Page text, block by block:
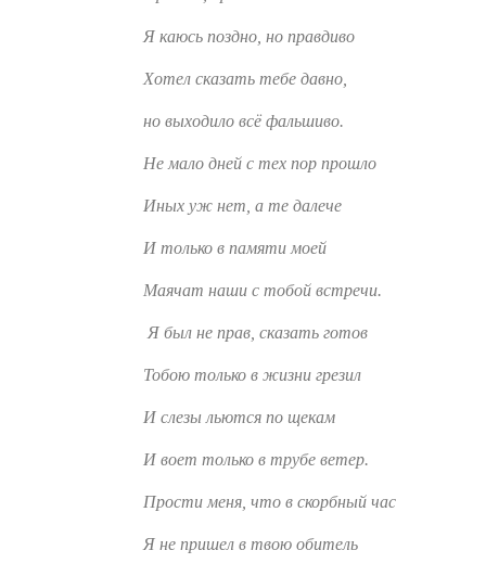
Я каюсь поздно, но правдиво
Хотел сказать тебе давно,
но выходило всё фальшиво.
Не мало дней с тех пор прошло
Иных уж нет, а те далече
И только в памяти моей
Маячат наши с тобой встречи.
Я был не прав, сказать готов
Тобою только в жизни грезил
И слезы льются по щекам
И воет только в трубе ветер.
Прости меня, что в скорбный час
Я не пришел в твою обитель